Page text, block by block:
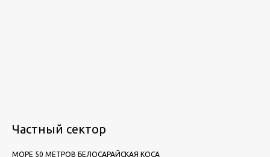
Частный сектор
МОРЕ 50 МЕТРОВ БЕЛОСАРАЙСКАЯ КОСА